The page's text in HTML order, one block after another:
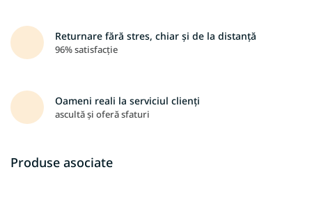
Returnare fără stres, chiar și de la distanță
96% satisfacție
Oameni reali la serviciul clienți
ascultă și oferă sfaturi
Produse asociate